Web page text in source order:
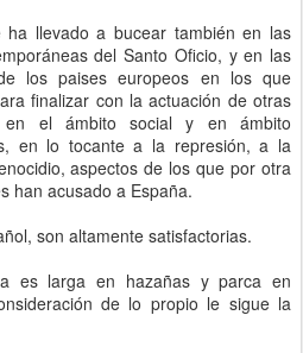
llevado a bucear también en las
del Santo Oficio, y en las
los paises europeos en los que
finalizar con la actuación de otras
el ámbito social y en ámbito
en lo tocante a la represión, a la
aspectos de los que por otra
han acusado a España.
son altamente satisfactorias.
es larga en hazañas y parca en
de lo propio le sigue la